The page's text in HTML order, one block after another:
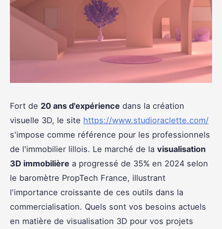
Fort de 20 ans d'expérience dans la création
visuelle 3D, le site https://www.studioraclette.com/
s'impose comme référence pour les professionnels
de l'immobilier lillois. Le marché de la visualisation
3D immobilière a progressé de 35% en 2024 selon
le baromètre PropTech France, illustrant
l'importance croissante de ces outils dans la
commercialisation. Quels sont vos besoins actuels
en matière de visualisation 3D pour vos projets